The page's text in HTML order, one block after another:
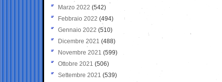
Marzo 2022 (542)
Febbraio 2022 (494)
Gennaio 2022 (510)
Dicembre 2021 (488)
Novembre 2021 (599)
Ottobre 2021 (506)
Settembre 2021 (539)